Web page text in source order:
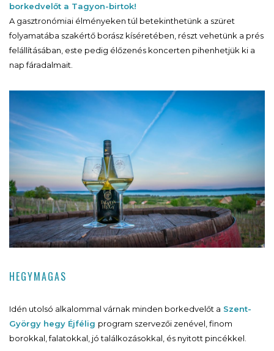
borkedvelőt a Tagyon-birtok!
A gasztronómiai élményeken túl betekinthetünk a szüret
folyamatába szakértő borász kíséretében, részt vehetünk a prés
felállításában, este pedig élőzenés koncerten pihenhetjük ki a
nap fáradalmait.
HEGYMAGAS
Idén utolsó alkalommal várnak minden borkedvelőt a Szent-
György hegy Éjfélig program szervezői zenével, finom
borokkal, falatokkal, jó találkozásokkal, és nyitott pincékkel.